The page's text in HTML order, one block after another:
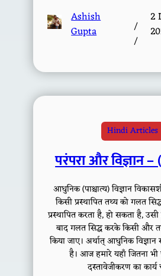
Ashish
Gupta
/
/
2
Hindi Articles
परंपरा और विज्ञान
आधुनिक (पाश्चात्य) विज्ञान
किसी प्रस्थापित तथ्य को गलत
प्रस्थापित करता है, हो सकता है,
बाद गलत सिद्ध करके किसी और
किया जाए। अर्थात् आधुनिक
है। आज हमारे यहाँ जितना
दस्तावेजीकरण का